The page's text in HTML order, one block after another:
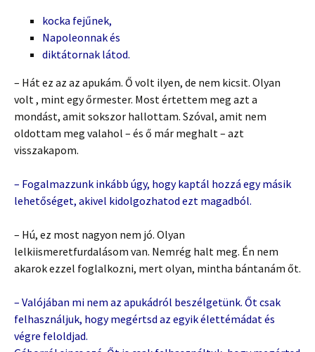
kocka fejűnek,
Napoleonnak és
diktátornak látod.
– Hát ez az az apukám. Ő volt ilyen, de nem kicsit. Olyan
volt , mint egy őrmester. Most értettem meg azt a
mondást, amit sokszor hallottam. Szóval, amit nem
oldottam meg valahol – és ő már meghalt – azt
visszakapom.
– Fogalmazzunk inkább úgy, hogy kaptál hozzá egy másik
lehetőséget, akivel kidolgozhatod ezt magadból.
– Hú, ez most nagyon nem jó. Olyan
lelkiismeretfurdalásom van. Nemrég halt meg. Én nem
akarok ezzel foglalkozni, mert olyan, mintha bántanám őt.
– Valójában mi nem az apukádról beszélgetünk. Őt csak
felhasználjuk, hogy megértsd az egyik élettémádat és
végre feloldjad.